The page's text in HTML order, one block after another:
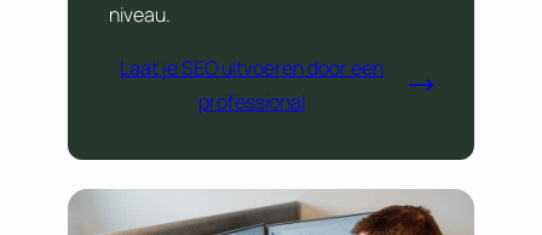
niveau.
Laat je SEO uitvoeren door een
professional